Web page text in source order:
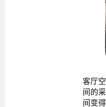
客厅
间的
间变